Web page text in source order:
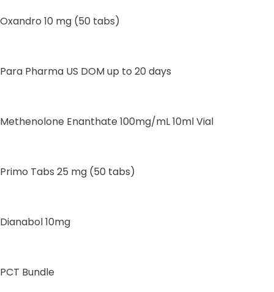
Oxandro 10 mg (50 tabs)
Para Pharma US DOM up to 20 days
Methenolone Enanthate 100mg/mL 10ml Vial
Primo Tabs 25 mg (50 tabs)
Dianabol 10mg
PCT Bundle